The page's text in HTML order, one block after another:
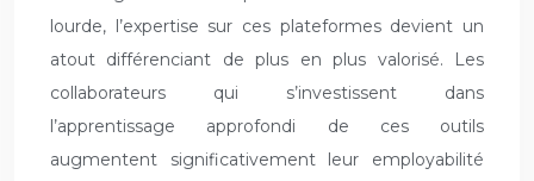
lourde, l’expertise sur ces plateformes devient un
atout différenciant de plus en plus valorisé. Les
collaborateurs qui s’investissent dans
l’apprentissage approfondi de ces outils
augmentent significativement leur employabilité